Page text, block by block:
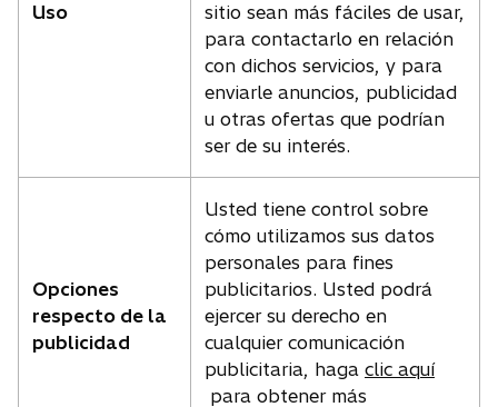
Uso
sitio sean más fáciles de usar,
para contactarlo en relación
con dichos servicios, y para
enviarle anuncios, publicidad
u otras ofertas que podrían
ser de su interés.
Opciones
respecto de la
publicidad
Usted tiene control sobre
cómo utilizamos sus datos
personales para fines
publicitarios. Usted podrá
ejercer su derecho en
cualquier comunicación
publicitaria, haga clic aquí
para obtener más